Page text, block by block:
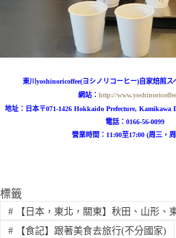
東川yoshinoricoffee(ヨシノリコーヒー)自家焙煎ス
網站： http://
地址：
日本〒071-1426 Hokkaido Prefecture, Kamikawa
電話：0166-56-0099
營業時間：11:00至17:00 (周三，
標籤
#【日本，東北，關東】秋田、山形、
#【食記】跟著美食去旅行(不分國家)